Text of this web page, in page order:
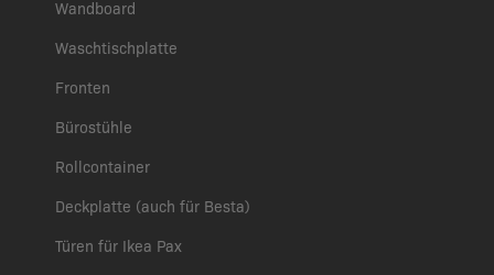
Wandboard
Waschtischplatte
Fronten
Bürostühle
Rollcontainer
Deckplatte (auch für Besta)
Türen für Ikea Pax